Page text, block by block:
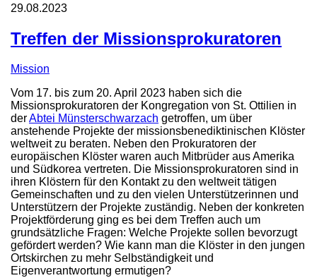
29.08.2023
Treffen der Missionsprokuratoren
Mission
Vom 17. bis zum 20. April 2023 haben sich die
Missionsprokuratoren der Kongregation von St. Ottilien in
derAbtei Münsterschwarzach getroffen, um über
anstehende Projekte der missionsbenediktinischen Klöster
weltweit zu beraten. Neben den Prokuratoren der
europäischen Klöster waren auch Mitbrüder aus Amerika
und Südkorea vertreten. Die Missionsprokuratoren sind in
ihren Klöstern für den Kontakt zu den weltweit tätigen
Gemeinschaften und zu den vielen Unterstützerinnen und
Unterstützern der Projekte zuständig. Neben der konkreten
Projektförderung ging es bei dem Treffen auch um
grundsätzliche Fragen: Welche Projekte sollen bevorzugt
gefördert werden? Wie kann man die Klöster in den jungen
Ortskirchen zu mehr Selbständigkeit und
Eigenverantwortung ermutigen?